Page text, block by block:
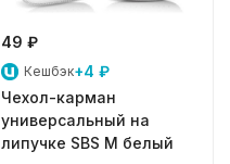
49 ₽
Кешбэк+4 ₽
Чехол-карман
универсальный на
липучке SBS M белый